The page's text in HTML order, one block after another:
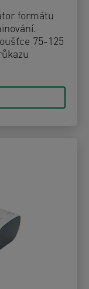
formátu
75-125